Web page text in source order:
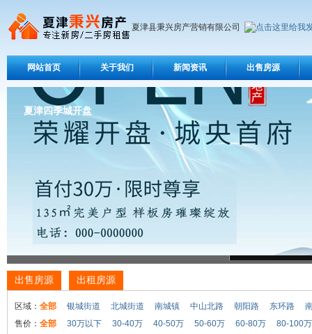
夏津县秉兴房产营销有限公司
网站首页 关于我们 新闻资讯 出售房源
夏津四季城开盘
出售房源 出租房源
区域： 全部 银城街道 北城街道 南城镇 中山北路 朝阳路 东环路
售价： 全部 30万以下 30-40万 40-50万 50-60万 60-80万
80-100万